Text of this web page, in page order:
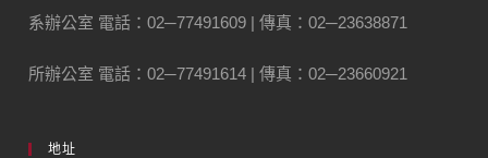
系辦公室 電話：02─77491609 | 傳真：02─23638871
所辦公室 電話：02─77491614 | 傳真：02─23660921
地址